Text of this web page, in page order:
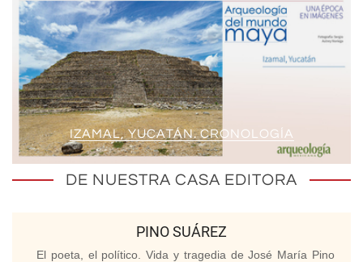
IZAMAL, YUCATÁN. CRONOLOGÍA
DE NUESTRA CASA EDITORA
PINO SUÁREZ
El poeta, el político. Vida y tragedia de José María Pino